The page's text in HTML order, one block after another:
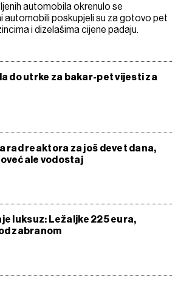
automobila okrenulo se
automobili poskupjeli su za gotovo pet
i dizelašima cijene padaju.
do utrke za bakar-pet vijesti za
rad reaktora za još devet dana,
vodostaj
luksuz: Ležaljke 225 eura,
zabranom